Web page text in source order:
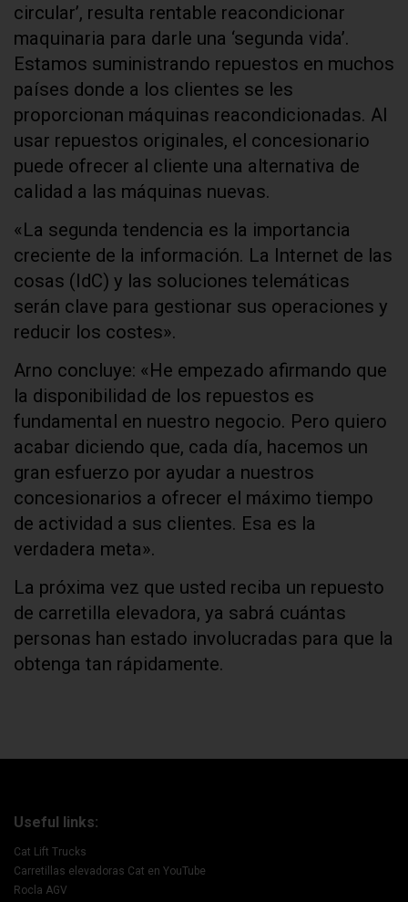
circular’, resulta rentable reacondicionar
maquinaria para darle una ‘segunda vida’.
Estamos suministrando repuestos en muchos
países donde a los clientes se les
proporcionan máquinas reacondicionadas. Al
usar repuestos originales, el concesionario
puede ofrecer al cliente una alternativa de
calidad a las máquinas nuevas.
«La segunda tendencia es la importancia
creciente de la información. La Internet de las
cosas (IdC) y las soluciones telemáticas
serán clave para gestionar sus operaciones y
reducir los costes».
Arno concluye: «He empezado afirmando que
la disponibilidad de los repuestos es
fundamental en nuestro negocio. Pero quiero
acabar diciendo que, cada día, hacemos un
gran esfuerzo por ayudar a nuestros
concesionarios a ofrecer el máximo tiempo
de actividad a sus clientes. Esa es la
verdadera meta».
La próxima vez que usted reciba un repuesto
de carretilla elevadora, ya sabrá cuántas
personas han estado involucradas para que la
obtenga tan rápidamente.
Useful links:
Cat Lift Trucks
Carretillas elevadoras Cat en YouTube
Rocla AGV